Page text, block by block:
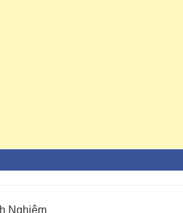
Nghiệm